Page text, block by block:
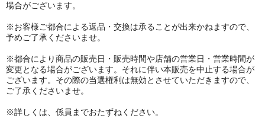
場合がございます。
※お客様ご都合による返品・交換は承ることが出来かねますので、
予めご了承くださいませ。
※都合により商品の販売日・販売時間や店舗の営業日・営業時間が
変更となる場合がございます。それに伴い本販売を中止する場合が
ございます。その際の当選権利は無効とさせていただきますので、
ご了承くださいませ。
※詳しくは、係員までおたずねください。